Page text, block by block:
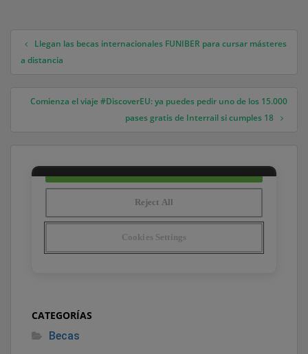
Navegación de entradas
Llegan las becas internacionales FUNIBER para cursar másteres
a distancia
Comienza el viaje #DiscoverEU: ya puedes pedir uno de los 15.000
pases gratis de Interrail si cumples 18
CATEGORÍAS
Becas